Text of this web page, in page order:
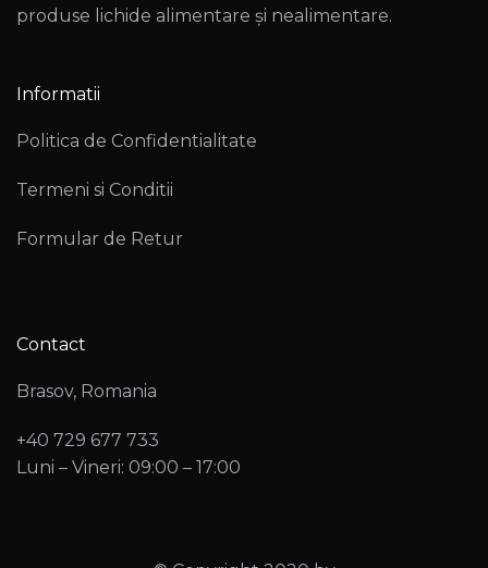
produse lichide alimentare și nealimentare.
Informatii
Politica de Confidentialitate
Termeni si Conditii
Formular de Retur
Contact
Brasov, Romania
+40 729 677 733
Luni – Vineri: 09:00 – 17:00